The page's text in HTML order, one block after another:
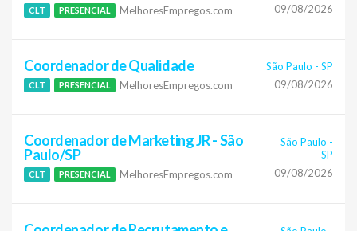
CLT PRESENCIAL MelhoresEmpregos.com 09/08/2026
Coordenador de Qualidade
CLT PRESENCIAL MelhoresEmpregos.com
São Paulo - SP
09/08/2026
Coordenador de Marketing JR - São
Paulo/SP
CLT PRESENCIAL MelhoresEmpregos.com
São Paulo -
SP
09/08/2026